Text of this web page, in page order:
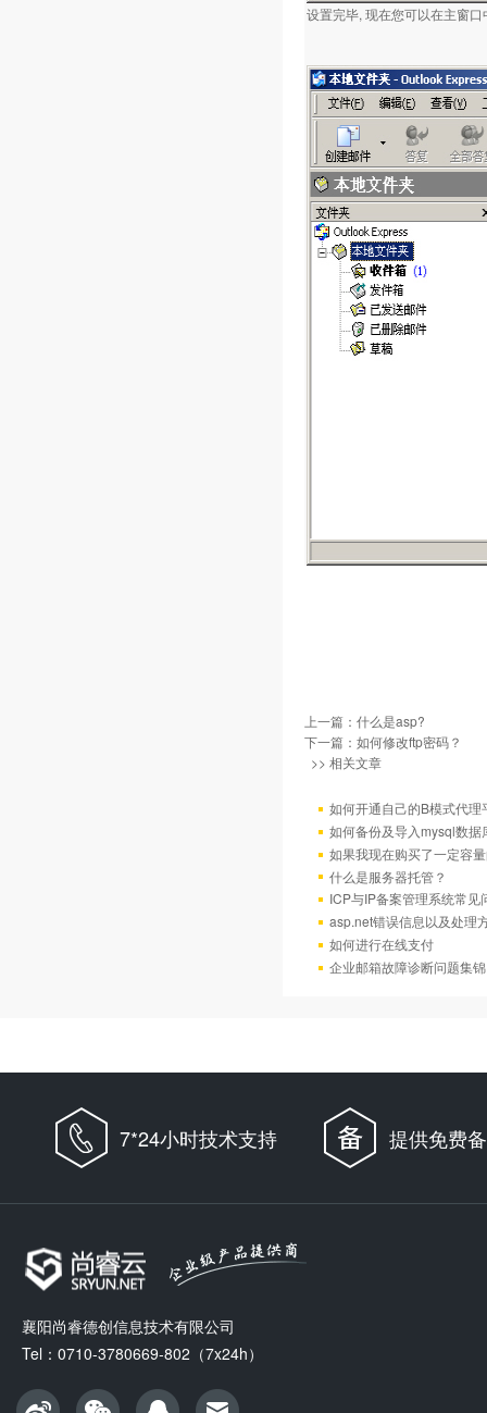
设置完毕, 现在您可以在主窗
上一篇： 什么是asp?
下一篇： 如何修改ftp密码？
>> 相关文章
如何开通自己的B模式代理
如何备份及导入mysql数据
如果我现在购买了一定容
什么是服务器托管？
ICP与IP备案管理系统常见
asp.net错误信息以及处理
如何进行在线支付
企业邮箱故障诊断问题集锦
7*24小时技术支持 提供免费
襄阳尚睿德创信息技术有限公司
Tel：0710-3780669-802（7x24h）